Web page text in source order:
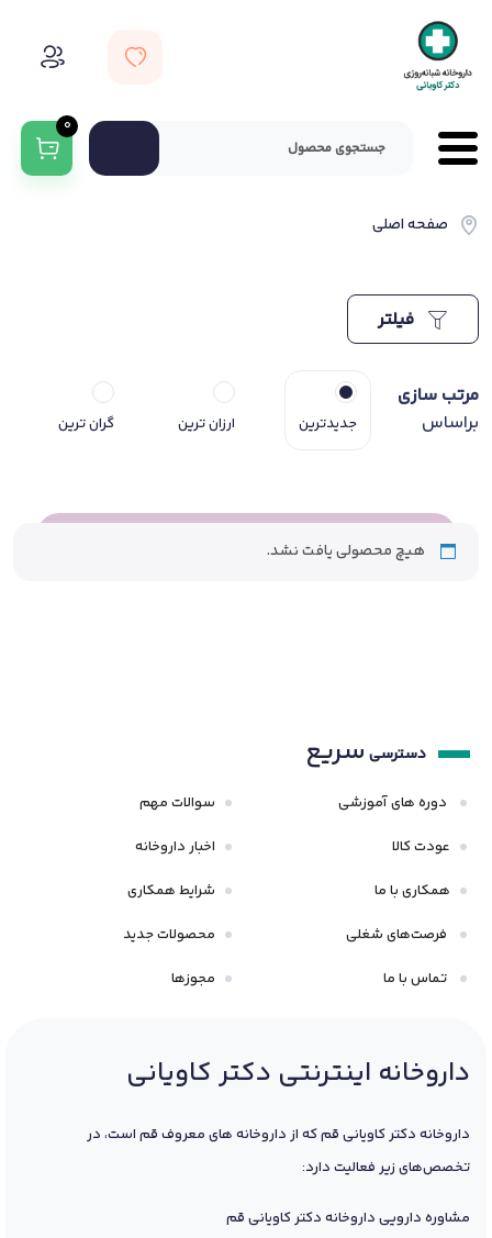
0
صفحه اصلی
مرتب سازی
براساس
جدیدترین ارزان ترین گران ترین
هیچ محصولی یافت نشد.
دسترسی سریع
دوره های آموزشی
عودت کالا
همکاری با ما
فرصت‌های شغلی
تماس با ما
سوالات مهم
اخبار داروخانه
شرایط همکاری
محصولات جدید
مجوزها
داروخانه اینترنتی دکتر کاویانی
داروخانه دکتر کاویانی قم که از داروخانه های معروف قم است، در
تخصص‌های زیر فعالیت دارد:
مشاوره دارویی داروخانه دکتر کاویانی قم